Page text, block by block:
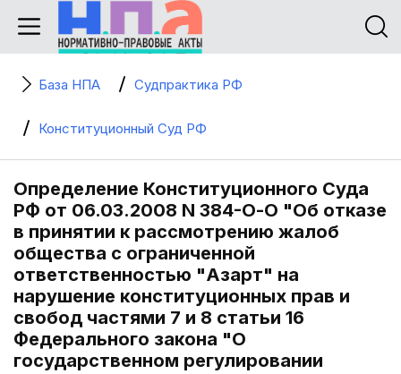
База НПА Судпрактика РФ
Конституционный Суд РФ
Определение Конституционного Суда
РФ от 06.03.2008 N 384-О-О "Об отказе
в принятии к рассмотрению жалоб
общества с ограниченной
ответственностью "Азарт" на
нарушение конституционных прав и
свобод частями 7 и 8 статьи 16
Федерального закона "О
государственном регулировании